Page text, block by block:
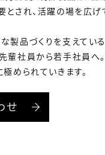
され、活躍の場を広げ
製品づくりを支えてい
輩社員から若手社員へ
められていきます。
せ